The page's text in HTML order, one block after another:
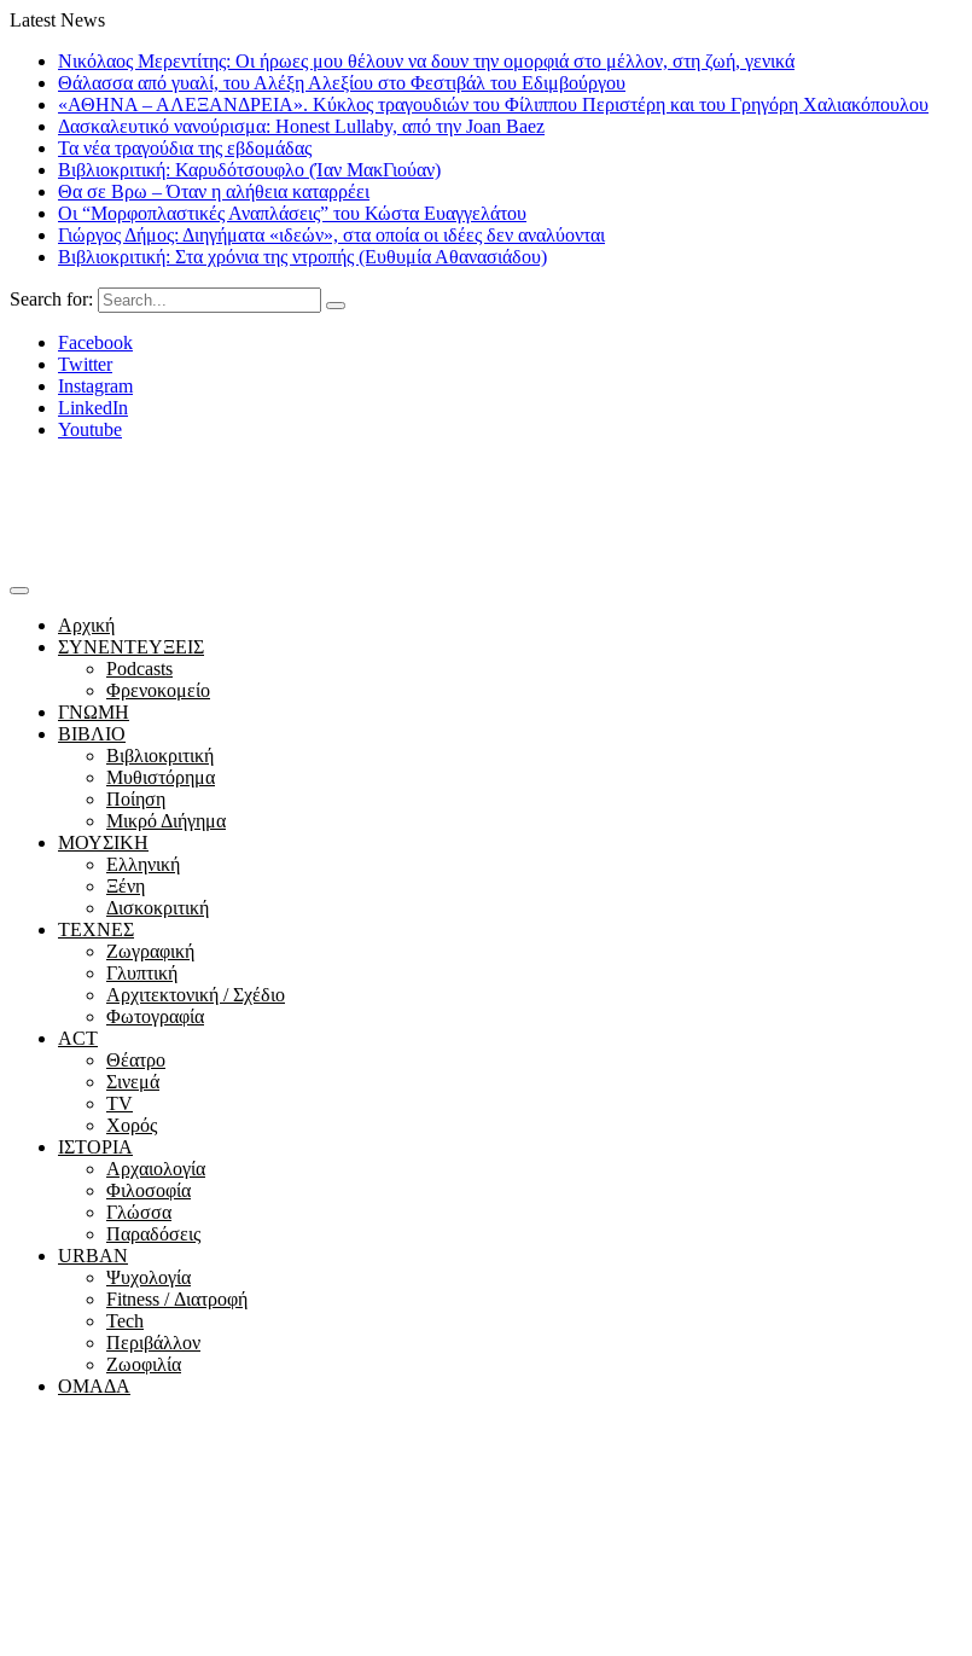
Latest News
Νικόλαος Μερεντίτης: Οι ήρωες μου θέλουν να δουν την ομορφιά στο μέλλον, στη ζωή, γενικά
Θάλασσα από γυαλί, του Αλέξη Αλεξίου στο Φεστιβάλ του Εδιμβούργου
«ΑΘΗΝΑ – ΑΛΕΞΑΝΔΡΕΙΑ». Κύκλος τραγουδιών του Φίλιππου Περιστέρη και του Γρηγόρη Χαλιακόπουλου
Δασκαλευτικό νανούρισμα: Honest Lullaby, από την Joan Baez
Τα νέα τραγούδια της εβδομάδας
Βιβλιοκριτική: Καρυδότσουφλο (Ίαν ΜακΓιούαν)
Θα σε Βρω – Όταν η αλήθεια καταρρέει
Οι “Μορφοπλαστικές Αναπλάσεις” του Κώστα Ευαγγελάτου
Γιώργος Δήμος: Διηγήματα «ιδεών», στα οποία οι ιδέες δεν αναλύονται
Βιβλιοκριτική: Στα χρόνια της ντροπής (Ευθυμία Αθανασιάδου)
Search for:
Facebook
Twitter
Instagram
LinkedIn
Youtube
Αρχική
ΣΥΝΕΝΤΕΥΞΕΙΣ
Podcasts
Φρενοκομείο
ΓΝΩΜΗ
ΒΙΒΛΙΟ
Βιβλιοκριτική
Μυθιστόρημα
Ποίηση
Μικρό Διήγημα
ΜΟΥΣΙΚΗ
Ελληνική
Ξένη
Δισκοκριτική
ΤΕΧΝΕΣ
Ζωγραφική
Γλυπτική
Αρχιτεκτονική / Σχέδιο
Φωτογραφία
ACT
Θέατρο
Σινεμά
ΤV
Χορός
ΙΣΤΟΡΙΑ
Αρχαιολογία
Φιλοσοφία
Γλώσσα
Παραδόσεις
URBAN
Ψυχολογία
Fitness / Διατροφή
Tech
Περιβάλλον
Ζωοφιλία
ΟΜΑΔΑ